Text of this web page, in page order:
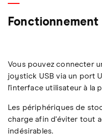
Vous pouvez connecter
joystick USB via un port
l'interface utilisateur à la
Les périphériques de
charge afin d'éviter tout
indésirables.